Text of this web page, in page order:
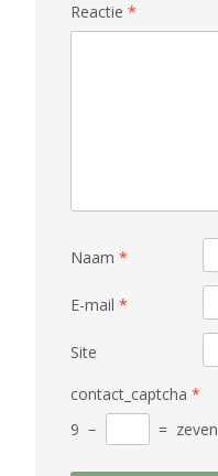
Reactie *
Naam *
E-mail *
Site
contact_captcha *
9 − = zeven